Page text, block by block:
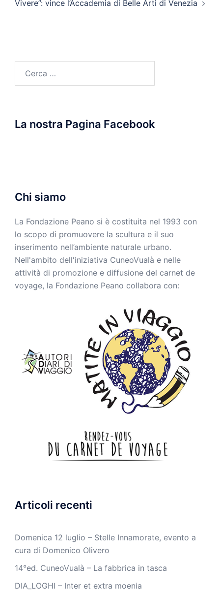
Vivere”: vince l’Accademia di Belle Arti di Venezia
La nostra Pagina Facebook
Chi siamo
La Fondazione Peano si è costituita nel 1993 con
lo scopo di promuovere la scultura e il suo
inserimento nell’ambiente naturale urbano.
Nell'ambito dell'iniziativa CuneoVualà e nelle
attività di promozione e diffusione del carnet de
voyage, la Fondazione Peano collabora con:
Articoli recenti
Domenica 12 luglio – Stelle Innamorate, evento a
cura di Domenico Olivero
14°ed. CuneoVualà – La fabbrica in tasca
DIA_LOGHI – Inter et extra moenia